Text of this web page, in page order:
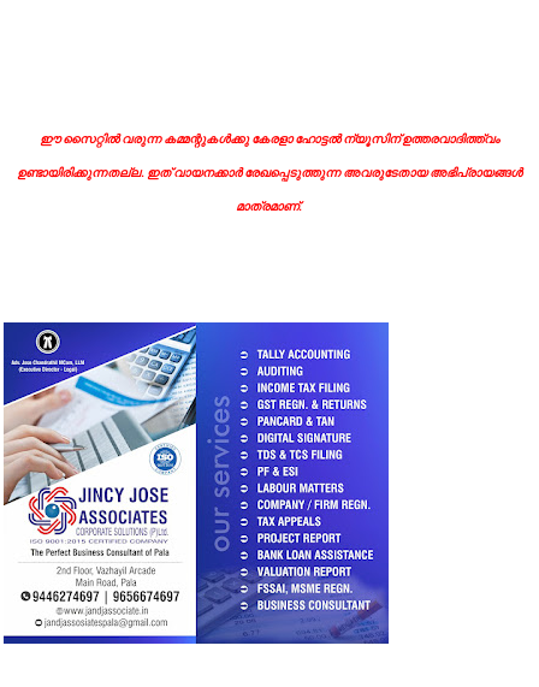
ഈ സൈറ്റിൽ വരുന്ന കമ്മന്റുകൾക്കു കേരളാ ഹോട്ടൽ ന്യൂസിന് ഉത്തരവാദിത്ത്വം
ഉണ്ടായിരിക്കുന്നതല്ല. ഇത് വായനക്കാർ രേഖപ്പെടുത്തുന്ന അവരുടേതായ അഭിപ്രായങ്ങൾ
മാത്രമാണ്.